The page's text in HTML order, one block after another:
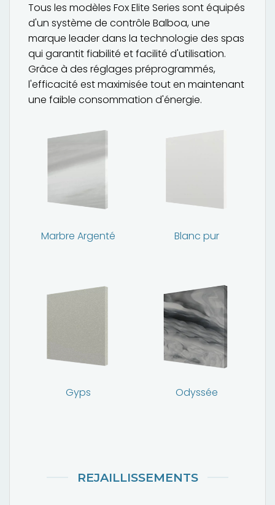
Tous les modèles Fox Elite Series sont équipés
d'un système de contrôle Balboa, une
marque leader dans la technologie des spas
qui garantit fiabilité et facilité d'utilisation.
Grâce à des réglages préprogrammés,
l'efficacité est maximisée tout en maintenant
une faible consommation d'énergie.
Marbre Argenté Blanc pur
Gyps Odyssée
REJAILLISSEMENTS